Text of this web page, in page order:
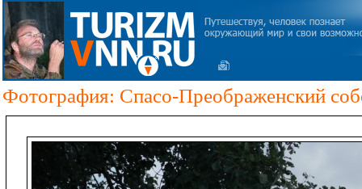
Фотография: Спасо-Преображенский